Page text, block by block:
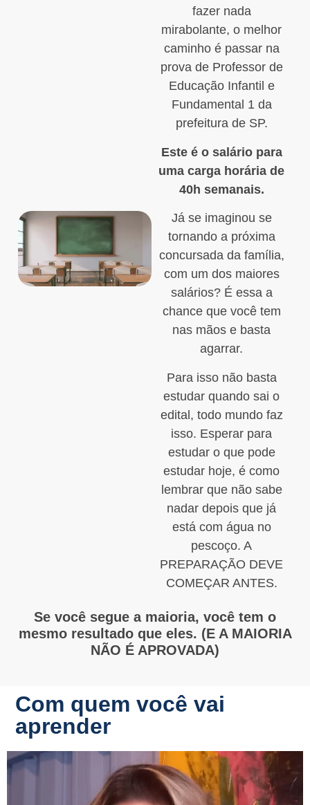
fazer nada
mirabolante, o melhor
caminho é passar na
prova de Professor de
Educação Infantil e
Fundamental 1 da
prefeitura de SP.
Este é o salário para
uma carga horária de
40h semanais.
Já se imaginou se
tornando a próxima
concursada da família,
com um dos maiores
salários? É essa a
chance que você tem
nas mãos e basta
agarrar.
Para isso não basta
estudar quando sai o
edital, todo mundo faz
isso. Esperar para
estudar o que pode
estudar hoje, é como
lembrar que não sabe
nadar depois que já
está com água no
pescoço. A
PREPARAÇÃO DEVE
COMEÇAR ANTES.
Se você segue a maioria, você tem o
mesmo resultado que eles. (E A MAIORIA
NÃO É APROVADA)
Com quem você vai
aprender